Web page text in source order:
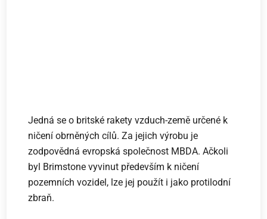
Jedná se o britské rakety vzduch-země určené k
ničení obrněných cílů. Za jejich výrobu je
zodpovědná evropská společnost MBDA. Ačkoli
byl Brimstone vyvinut především k ničení
pozemních vozidel, lze jej použít i jako protilodní
zbraň.